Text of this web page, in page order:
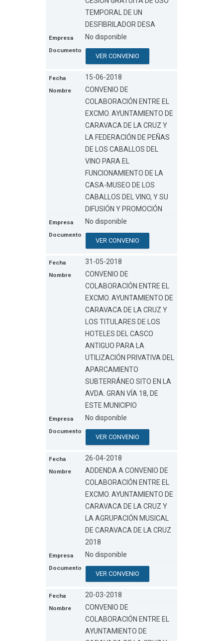
TEMPORAL DE UN
DESFIBRILADOR DESA
No disponible
VER CONVENIO
15-06-2018
CONVENIO DE
COLABORACIÓN ENTRE EL
EXCMO. AYUNTAMIENTO DE
CARAVACA DE LA CRUZ Y
LA FEDERACIÓN DE PEÑAS
DE LOS CABALLOS DEL
VINO PARA EL
FUNCIONAMIENTO DE LA
CASA-MUSEO DE LOS
CABALLOS DEL VINO, Y SU
DIFUSIÓN Y PROMOCIÓN
No disponible
VER CONVENIO
31-05-2018
CONVENIO DE
COLABORACIÓN ENTRE EL
EXCMO. AYUNTAMIENTO DE
CARAVACA DE LA CRUZ Y
LOS TITULARES DE LOS
HOTELES DEL CASCO
ANTIGUO PARA LA
UTILIZACIÓN PRIVATIVA DEL
APARCAMIENTO
SUBTERRÁNEO SITO EN LA
AVDA. GRAN VÍA 18, DE
ESTE MUNICIPIO
No disponible
VER CONVENIO
26-04-2018
ADDENDA A CONVENIO DE
COLABORACIÓN ENTRE EL
EXCMO. AYUNTAMIENTO DE
CARAVACA DE LA CRUZ Y
LA AGRUPACIÓN MUSICAL
DE CARAVACA DE LA CRUZ
2018
No disponible
VER CONVENIO
20-03-2018
CONVENIO DE
COLABORACIÓN ENTRE EL
AYUNTAMIENTO DE